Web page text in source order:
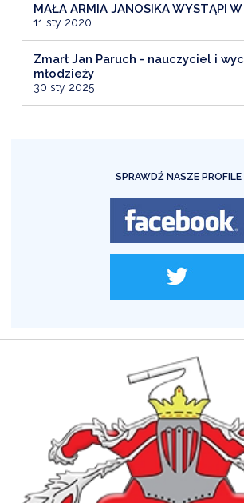
MAŁA ARMIA JANOSIKA WYSTĄPI
11 sty 2020
Zmarł Jan Paruch - nauczyciel i
młodzieży
30 sty 2025
SPRAWDŹ NASZE PROFILE